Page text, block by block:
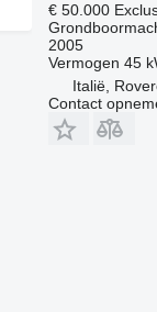
€ 50.000
2005
Vermogen 45
Italië,
Contact